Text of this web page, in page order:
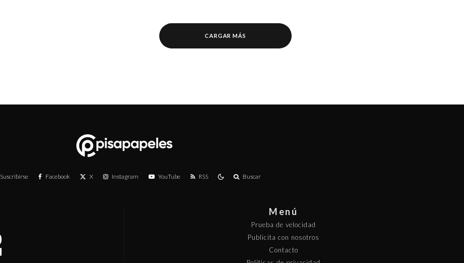
CARGAR MÁS
Suscribirse Facebook X Instagram YouTube RSS Buscar
Menú
Prueba de velocidad
Publicita con nosotros
Contacto